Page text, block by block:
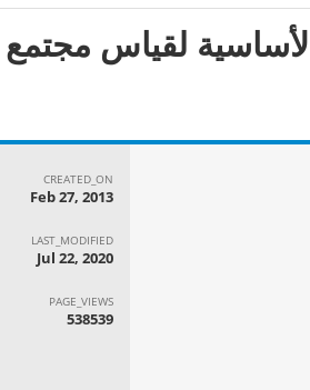
لقياس مجتمع
CREATED_ON
Feb 27, 2013
LAST_MODIFIED
Jul 22, 2020
PAGE_VIEWS
538539